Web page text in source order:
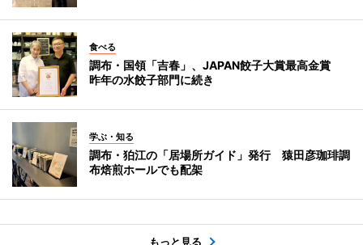
食べる
調布・国領「吉春」、JAPAN餃子大賞最高金賞
昨年の水餃子部門に続き
学ぶ・知る
調布・狛江の「居場所ガイド」発行 猿田彦珈琲調
布焙煎ホールでも配架
もっと見る